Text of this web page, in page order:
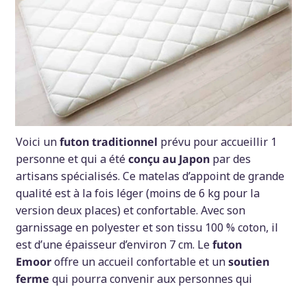
Voici unfuton traditionnel prévu pour accueillir 1
personne et qui a étéconçu au Japon par des
artisans spécialisés. Ce matelas d’appoint de grande
qualité est à la fois léger (moins de 6 kg pour la
version deux places) et confortable. Avec son
garnissage en polyester et son tissu 100 % coton, il
est d’une épaisseur d’environ 7 cm. Lefuton
Emooroffre un accueil confortable et unsoutien
ferme qui pourra convenir aux personnes qui